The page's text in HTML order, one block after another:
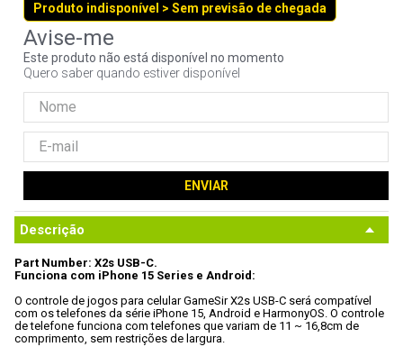
Produto indisponível > Sem previsão de chegada
Este produto não está disponível no momento
Quero saber quando estiver disponível
ENVIAR
Descrição
Part Number: X2s USB-C.
Funciona com iPhone 15 Series e Android:
O controle de jogos para celular GameSir X2s USB-C será compatível
com os telefones da série iPhone 15, Android e HarmonyOS. O controle
de telefone funciona com telefones que variam de 11 ~ 16,8cm de
comprimento, sem restrições de largura.
8º
controle
noctua
10º fractal